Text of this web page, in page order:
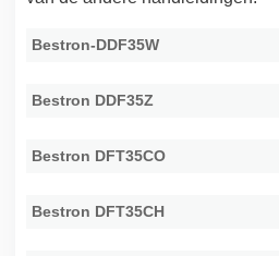
Bestron-DDF35W
Bestron DDF35Z
Bestron DFT35CO
Bestron DFT35CH